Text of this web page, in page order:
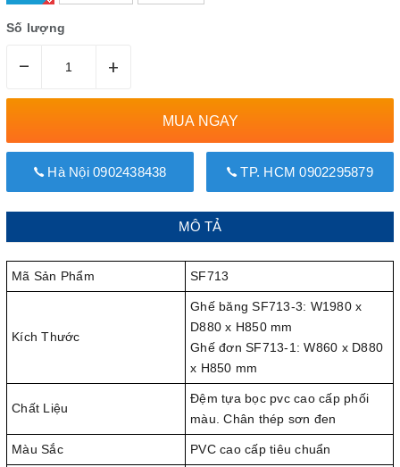
Số lượng
– +
MUA NGAY
Hà Nội 0902438438 TP. HCM 0902295879
MÔ TẢ
Mã Sản Phẩm SF713
Kích Thước
Ghế băng SF713-3: W1980 x
D880 x H850 mm
Ghế đơn SF713-1: W860 x D880
x H850 mm
Chất Liệu
Đệm tựa bọc pvc cao cấp phối
màu. Chân thép sơn đen
Màu Sắc PVC cao cấp tiêu chuẩn